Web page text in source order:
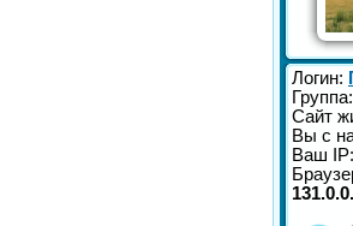
Логин:
Группа:
Сайт
Вы с
Ваш IP: